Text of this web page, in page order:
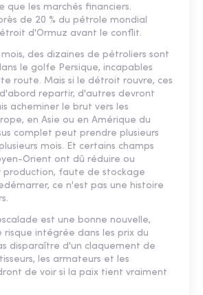
que les marchés financiers.
de 20 % du pétrole mondial
d'Ormuz avant le conflit.
mois, des dizaines de pétroliers sont
le golfe Persique, incapables
route. Mais si le détroit rouvre, ces
repartir, d'autres devront
acheminer le brut vers les
en Asie ou en Amérique du
complet peut prendre plusieurs
mois. Et certains champs
Orient ont dû réduire ou
production, faute de stockage
ce n'est pas une histoire
est une bonne nouvelle,
risque intégrée dans les prix du
disparaître d'un claquement de
les armateurs et les
de voir si la paix tient vraiment